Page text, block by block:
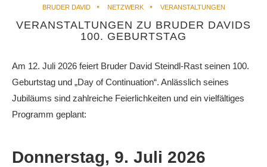
BRUDER DAVID NETZWERK VERANSTALTUNGEN
VERANSTALTUNGEN ZU BRUDER DAVIDS
100. GEBURTSTAG
Am 12. Juli 2026 feiert Bruder David Steindl-Rast seinen 100.
Geburtstag und „Day of Continuation“. Anlässlich seines
Jubiläums sind zahlreiche Feierlichkeiten und ein vielfältiges
Programm geplant:
Donnerstag, 9. Juli 2026